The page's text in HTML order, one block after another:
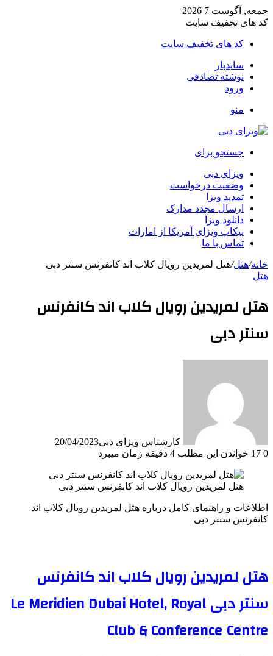
جمعه, آگوست 7 2026
کد های تخفیف سایت
کد های تخفیف سایت
سایدبار
نوشته تصادفی
ورود
منو
جستجو برای
ویزای دبی
وضعیت درخواست
تمدید ویزا
ارسال مجدد مدارک
دانلود ویزا
پیکاپ ویزای آمریکا از امارات
تماس با ما
خانه/هتل/هتل لمریدین رویال کلاب اند کانفرنس سنتر دبی
هتل
هتل لمریدین رویال کلاب اند کانفرنس
سنتر دبی
کارشناس ویزای دبی20/04/2023
0
خواندن این مطلب 4 دقیقه زمان میبرد
هتل لمریدین رویال کلاب اند کانفرنس سنتر دبی
اطلاعات و راهنمای کامل درباره هتل لمریدین رویال کلاب اند
کانفرنس سنتر دبی
هتل لمریدین رویال کلاب اند کانفرنس
سنتر دبی Le MeridienDubai Hotel, Royal
Club & Conference Centre